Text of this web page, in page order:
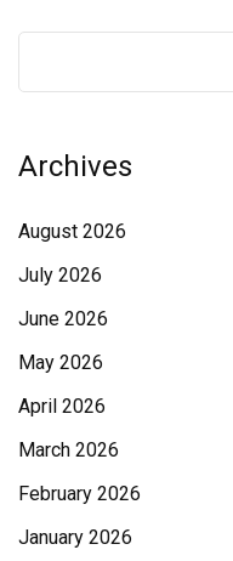
Archives
August 2026
July 2026
June 2026
May 2026
April 2026
March 2026
February 2026
January 2026